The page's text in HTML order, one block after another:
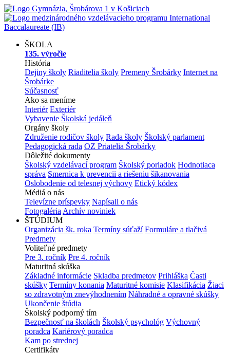
ŠKOLA
135. výročie
História
Dejiny školy Riaditelia školy Premeny Šrobárky Internet na
Šrobárke
Súčasnosť
Ako sa meníme
Interiér Exteriér
Vybavenie Školská jedáleň
Orgány školy
Združenie rodičov školy Rada školy Školský parlament
Pedagogická rada OZ Priatelia Šrobárky
Dôležité dokumenty
Školský vzdelávací program Školský poriadok Hodnotiaca
správa Smernica k prevencii a riešeniu šikanovania
Oslobodenie od telesnej výchovy Etický kódex
Médiá o nás
Televízne príspevky Napísali o nás
Fotogaléria Archív noviniek
ŠTÚDIUM
Organizácia šk. roka Termíny súťaží Formuláre a tlačivá
Predmety
Voliteľné predmety
Pre 3. ročník Pre 4. ročník
Maturitná skúška
Základné informácie Skladba predmetov Prihláška Časti
skúšky Termíny konania Maturitné komisie Klasifikácia Žiaci
so zdravotným znevýhodnením Náhradné a opravné skúšky
Ukončenie štúdia
Školský podporný tím
Bezpečnosť na školách Školský psychológ Výchovný
poradca Kariérový poradca
Kam po strednej
Certifikáty